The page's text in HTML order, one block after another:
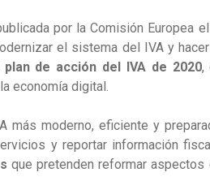
por la Comisión Europea el
el sistema del IVA y
plan de acción del IVA de 2020,
economía digital.
más moderno, eficiente y
y reportar información
que pretenden reformar aspectos